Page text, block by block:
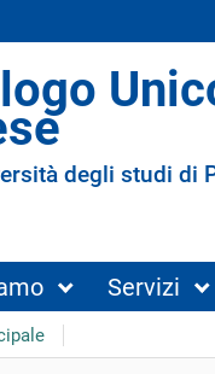
degli studi di
Servizi